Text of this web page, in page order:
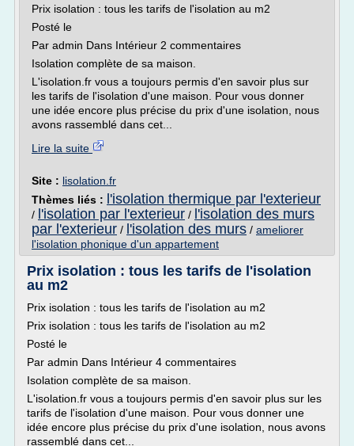
Prix isolation : tous les tarifs de l'isolation au m2
Posté le
Par admin Dans Intérieur 2 commentaires
Isolation complète de sa maison.
L'isolation.fr vous a toujours permis d'en savoir plus sur
les tarifs de l'isolation d'une maison. Pour vous donner
une idée encore plus précise du prix d'une isolation, nous
avons rassemblé dans cet...
Lire la suite
Site : lisolation.fr
Thèmes liés :
l'isolation thermique par l'exterieur
/ l'isolation par l'exterieur / l'isolation des murs
par l'exterieur / l'isolation des murs / ameliorer
l'isolation phonique d'un appartement
Prix isolation : tous les tarifs de l'isolation
au m2
Prix isolation : tous les tarifs de l'isolation au m2
Prix isolation : tous les tarifs de l'isolation au m2
Posté le
Par admin Dans Intérieur 4 commentaires
Isolation complète de sa maison.
L'isolation.fr vous a toujours permis d'en savoir plus sur les
tarifs de l'isolation d'une maison. Pour vous donner une
idée encore plus précise du prix d'une isolation, nous avons
rassemblé dans cet...